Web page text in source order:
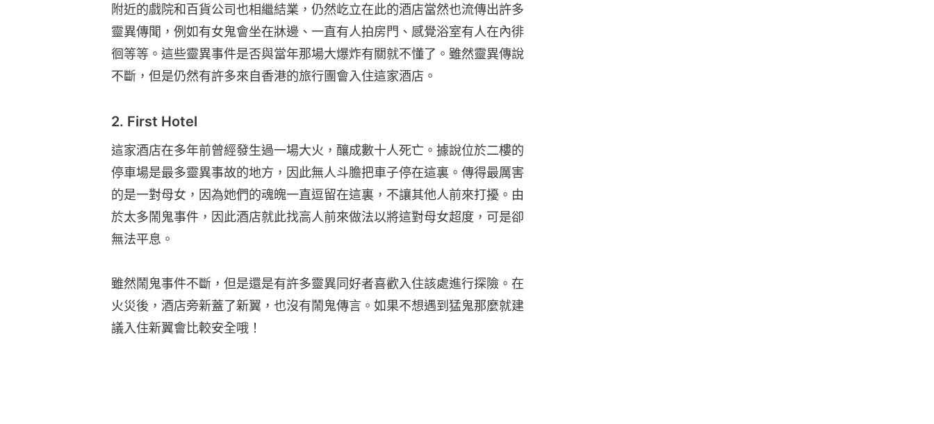
附近的戲院和百貨公司也相繼結業，仍然屹立在此的酒店當然也流傳出許多
靈異傳聞，例如有女鬼會坐在牀邊、一直有人拍房門、感覺浴室有人在內徘
徊等等。這些靈異事件是否與當年那場大爆炸有關就不懂了。雖然靈異傳說
不斷，但是仍然有許多來自香港的旅行團會入住這家酒店。
2. First Hotel
這家酒店在多年前曾經發生過一場大火，釀成數十人死亡。據說位於二樓的
停車場是最多靈異事故的地方，因此無人斗膽把車子停在這裏。傳得最厲害
的是一對母女，因為她們的魂魄一直逗留在這裏，不讓其他人前來打擾。由
於太多鬧鬼事件，因此酒店就此找高人前來做法以將這對母女超度，可是卻
無法平息。
雖然鬧鬼事件不斷，但是還是有許多靈異同好者喜歡入住該處進行探險。在
火災後，酒店旁新蓋了新翼，也沒有鬧鬼傳言。如果不想遇到猛鬼那麼就建
議入住新翼會比較安全哦！